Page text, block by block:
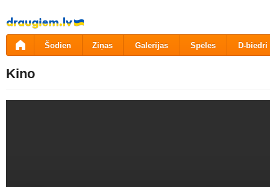
Pāriet
uz
saturu
Šodien Ziņas Galerijas Spēles D-biedri
Kino